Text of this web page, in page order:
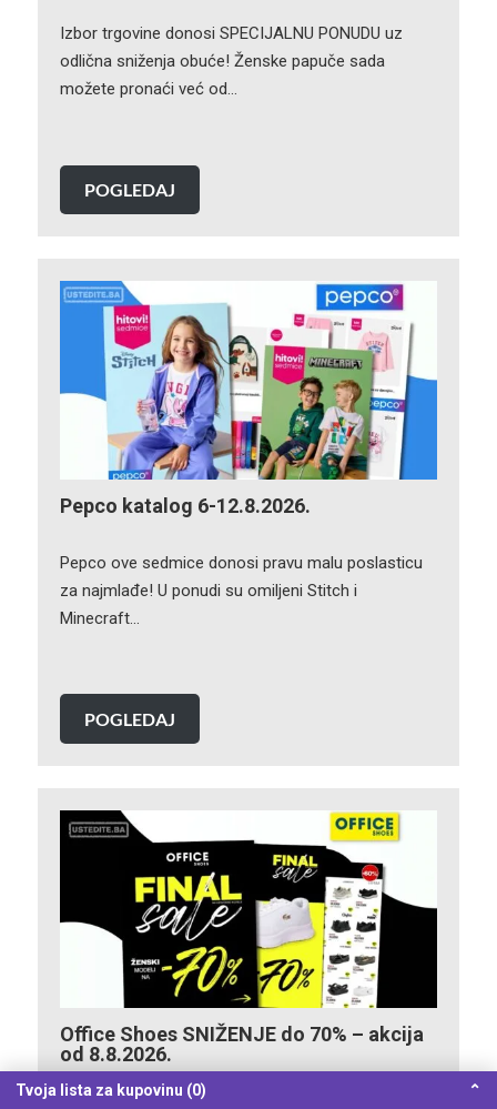
Izbor trgovine donosi SPECIJALNU PONUDU uz
odlična sniženja obuće! Ženske papuče sada
možete pronaći već od…
POGLEDAJ
Pepco katalog 6-12.8.2026.
Pepco ove sedmice donosi pravu malu poslasticu
za najmlađe! U ponudi su omiljeni Stitch i
Minecraft…
POGLEDAJ
Office Shoes SNIŽENJE do 70% – akcija
od 8.8.2026.
Tvoja lista za kupovinu (0) ⌃